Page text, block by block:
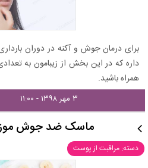
برای درمان جوش و آکنه در دوران
داره که در این بخش از زیبامون به
همراه باشید.
۳ مهر ۱۳۹۸ - ۱۱:۰۰
ماسک ضد جوش
دسته: مراقبت از پوست